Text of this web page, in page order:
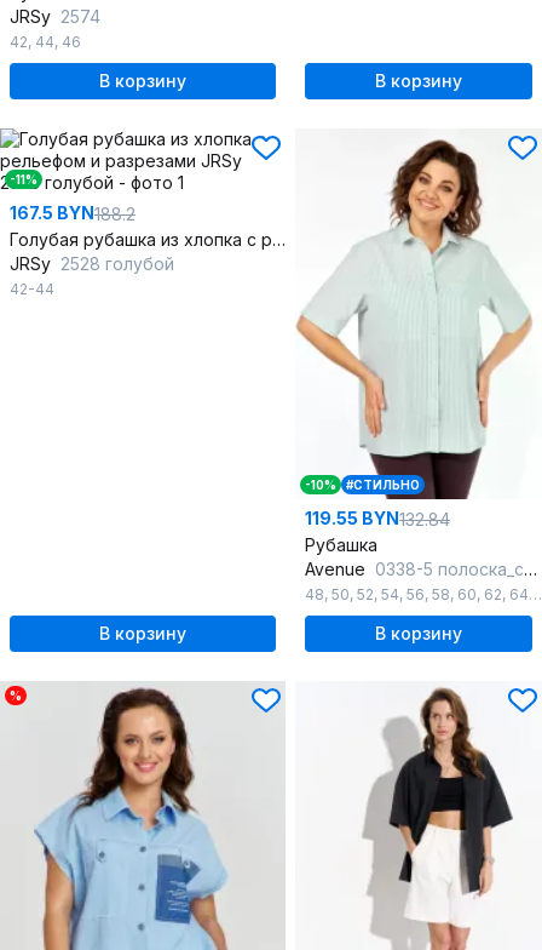
JRSy 2574
42, 44, 46
В корзину В корзину
-11%
167.5 BYN188.2
Голубая рубашка из хлопка с рельефом и разрезами
JRSy 2528 голубой
42-44
В корзину
-10% #СТИЛЬНО
119.55 BYN132.84
Рубашка
Avenue 0338-5 полоска_светло-зеленый+молочный
48, 50, 52, 54, 56, 58, 60, 62, 64,
В корзину
%